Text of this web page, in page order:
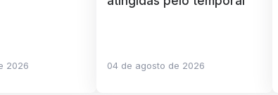
2026 04 de agosto de 2026